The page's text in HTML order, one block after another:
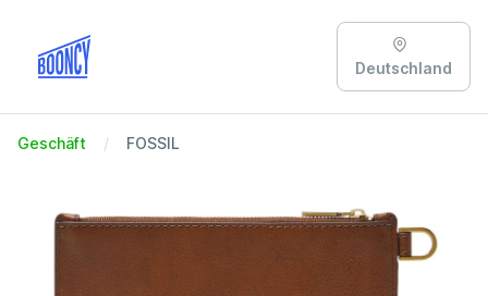
Deutschland
Geschäft FOSSIL